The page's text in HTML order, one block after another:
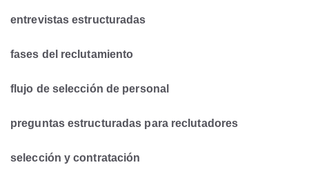
entrevistas estructuradas
fases del reclutamiento
flujo de selección de personal
preguntas estructuradas para reclutadores
selección y contratación